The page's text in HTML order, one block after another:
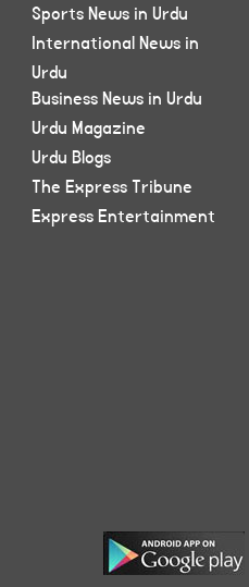
Sports News in Urdu
International News in
Urdu
Business News in Urdu
Urdu Magazine
Urdu Blogs
The Express Tribune
Express Entertainment